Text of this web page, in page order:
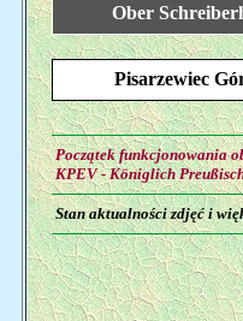
Ober
Pisarzewiec
Początek funkcjonowania
KPEV - Königlich
Stan aktualności zdjęć i